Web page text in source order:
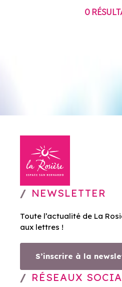
0
NEWSLETTER
Toute l’actualité de La
aux lettres !
S’inscrire à la
RÉSEAUX